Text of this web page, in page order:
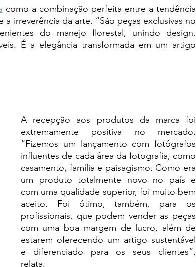
como a combinação perfeita entre a tendência
irreverência da arte. “São peças exclusivas no
do manejo florestal, unindo design,
É a elegância transformada em um artigo
A recepção aos produtos da marca foi
extremamente positiva no mercado.
“Fizemos um lançamento com fotógrafos
influentes de cada área da fotografia, como
casamento, família e paisagismo. Como era
um produto totalmente novo no país e
com uma qualidade superior, foi muito bem
aceito. Foi ótimo, também, para os
profissionais, que podem vender as peças
com uma boa margem de lucro, além de
estarem oferecendo um artigo sustentável
e diferenciado para os seus clientes”,
relata.